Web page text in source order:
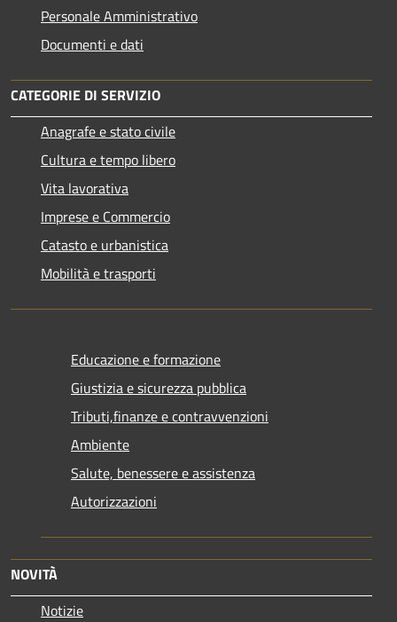
Personale Amministrativo
Documenti e dati
CATEGORIE DI SERVIZIO
Anagrafe e stato civile
Cultura e tempo libero
Vita lavorativa
Imprese e Commercio
Catasto e urbanistica
Mobilità e trasporti
Educazione e formazione
Giustizia e sicurezza pubblica
Tributi,finanze e contravvenzioni
Ambiente
Salute, benessere e assistenza
Autorizzazioni
NOVITÀ
Notizie